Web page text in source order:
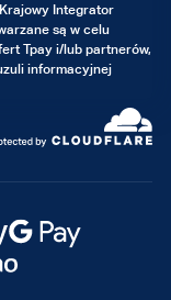
Integrator
są w celu
Tpay i/lub partnerów,
informacyjnej